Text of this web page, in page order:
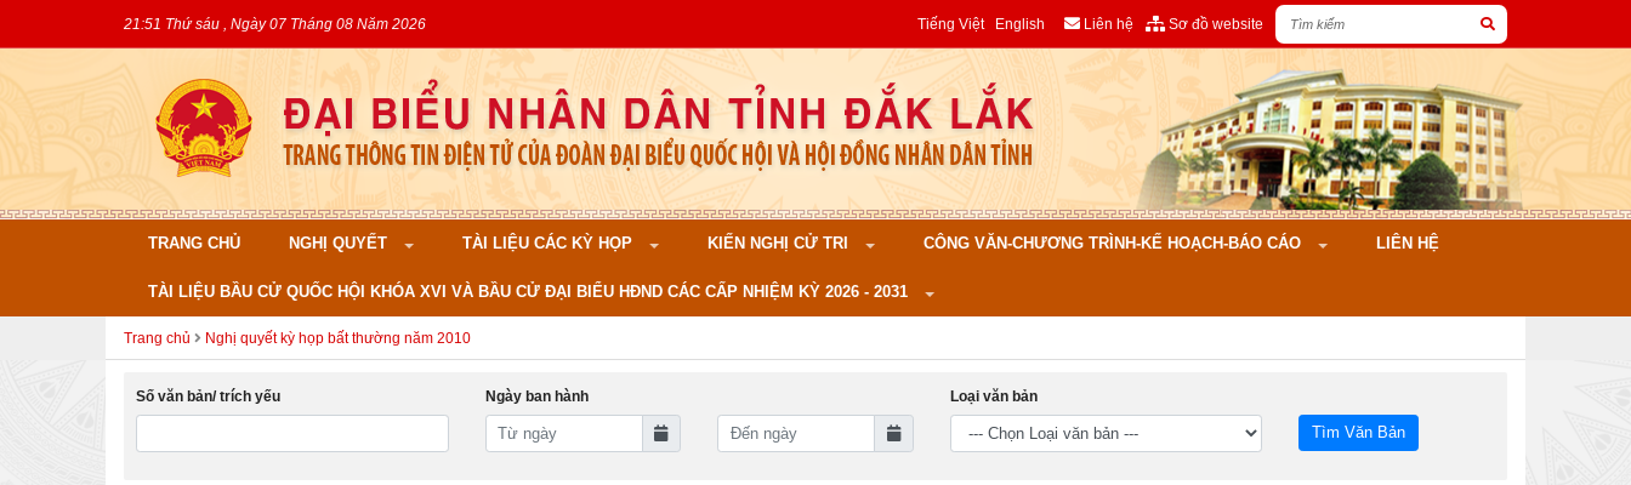
21:51 Thứ sáu , Ngày 07 Tháng 08 Năm 2026 Tiếng Việt English Liên hệ Sơ đồ website
TRANG CHỦ NGHỊ QUYẾT TÀI LIỆU CÁC KỲ HỌP KIẾN NGHỊ CỬ TRI CÔNG VĂN-CHƯƠNG TRÌNH-KẾ HOẠCH-BÁO CÁO LIÊN HỆ
TÀI LIỆU BẦU CỬ QUỐC HỘI KHÓA XVI VÀ BẦU CỬ ĐẠI BIỂU HĐND CÁC CẤP NHIỆM KỲ 2026 - 2031
Trang chủ Nghị quyết kỳ họp bất thường năm 2010
Số văn bản/ trích yếu Ngày ban hành Loại văn bản